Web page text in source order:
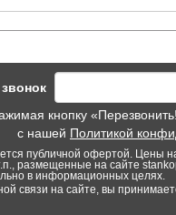
кнопку
с нашей Политикой
публичной офертой. Цены
размещенные на сайте
в информационных целях.
связи на сайте, вы